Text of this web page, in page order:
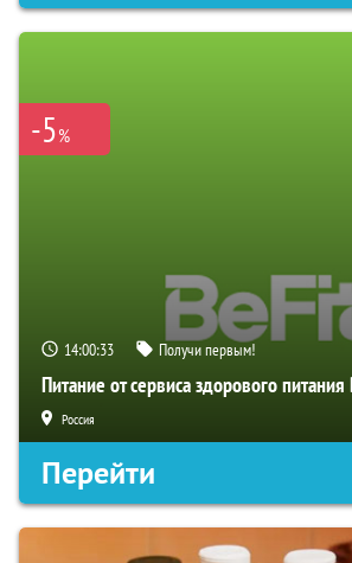
-5%
14:00:32 Получи первым!
Питание от сервиса здорового
Россия
Перейти